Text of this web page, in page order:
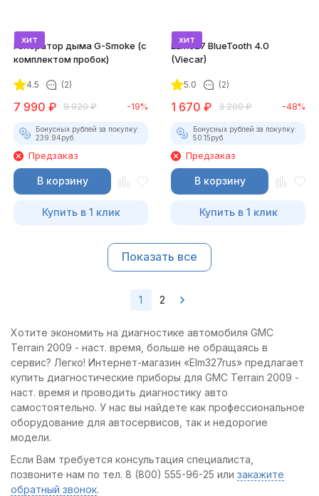
хит
Генератор дыма G-Smoke (c
комплектом пробок)
4.5 (2)
7 990 ₽ 9 920 ₽ -19%
Бонусных рублей за покупку:
239.94руб.
Предзаказ
В корзину
Купить в 1 клик
хит
ELM327 BlueTooth 4.0
(Viecar)
5.0 (2)
1 670 ₽ 3 200 ₽ -48%
Бонусных рублей за покупку:
50.15руб.
Предзаказ
В корзину
Купить в 1 клик
Показать все
1 2
Хотите экономить на диагностике автомобиля GMC
Terrain 2009 - наст. время, больше не обращаясь в
сервис? Легко! Интернет-магазин «Elm327rus» предлагает
купить диагностические приборы для GMC Terrain 2009 -
наст. время и проводить диагностику авто
самостоятельно. У нас вы найдете как профессиональное
оборудование для автосервисов, так и недорогие
модели.
Если Вам требуется консультация специалиста,
позвоните нам по тел. 8 (800) 555-96-25 или закажите
обратный звонок.